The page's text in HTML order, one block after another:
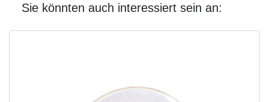
Sie könnten auch interessiert sein an: